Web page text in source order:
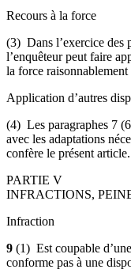
Recours à la force
(3) Dans l’exercice des
l’enquêteur peut faire
la force raisonnablement
Application d’autres
(4) Les paragraphes 7
avec les adaptations
confère le présent article.
PARTIE V
INFRACTIONS,
Infraction
9 (1) Est coupable
conforme pas à une